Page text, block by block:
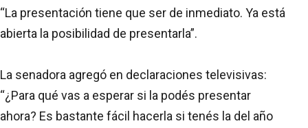
“La presentación tiene que ser de inmediato. Ya está
abierta la posibilidad de presentarla”.
La senadora agregó en declaraciones televisivas:
“¿Para qué vas a esperar si la podés presentar
ahora? Es bastante fácil hacerla si tenés la del año